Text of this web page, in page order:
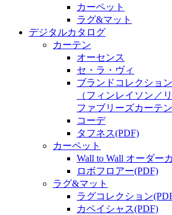
カーペット
ラグ&マット
デジタルカタログ
カーテン
オーセンス
セ・ラ・ヴィ
ブランドコレクション
（フィンレイソン／
ファブリーズカーテン
コーデ
タフネス(PDF)
カーペット
Wall to Wall オーダー
ロボフロアー(PDF)
ラグ&マット
ラグコレクション
カペイシャス(PDF)